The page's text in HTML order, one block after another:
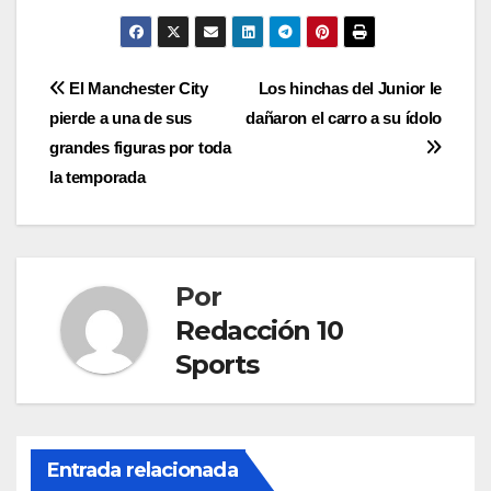
Los hinchas del Junior le
dañaron el carro a su ídolo
El Manchester City
pierde a una de sus
grandes figuras por toda
la temporada
Por
Redacción 10
Sports
Entrada relacionada